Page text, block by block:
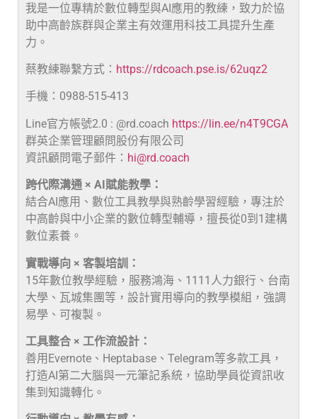
我是一位專精於數位轉型與AI應用的教練，致力於協
助中高齡族群與企業主有效運用科技工具提升生產
力。
蔡教練聯繫方式： https://rdcoach.pse.is/62uqz2
手機：0988-515-413
Line官方帳號2.0 : @rd.coach https://lin.ee/n4T9CGA
群英企業管理顧問股份有限公司
資訊顧問電子郵件： hi@rd.coach
跨代際溝通 × AI賦能教學：
結合AI應用、數位工具教學與熟齡學習經驗，專注於
中高齡與中小企業的數位轉型輔導，擅長從0到1建構
數位素養。
實戰導向 × 客製培訓：
15年數位教學經驗，服務鴻海、1111人力銀行、台南
大學、瓦城集團等，設計實用導向的教學模組，強調
易學、可複製。
工具整合 × 工作流設計：
善用Evernote、Heptabase、Telegram等多款工具，
打造AI第二大腦與一元筆記系統，協助學員從資訊收
集到知識轉化。